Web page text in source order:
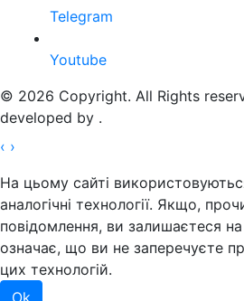
Telegram
Youtube
© 2026 Copyright. All Rights
developed by .
‹ ›
На цьому сайті
аналогічні технології. Якщо,
повідомлення, ви залишаєтеся
означає, що ви не заперечуєте
цих технологій.
Ok